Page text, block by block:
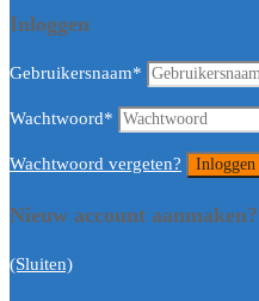
Inloggen
Gebruikersnaam*
Wachtwoord*
Wachtwoord vergeten?
Nieuw account aanmaken?
(Sluiten)